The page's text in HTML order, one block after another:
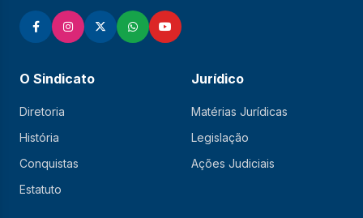
O Sindicato
Diretoria
História
Conquistas
Estatuto
Jurídico
Matérias Jurídicas
Legislação
Ações Judiciais